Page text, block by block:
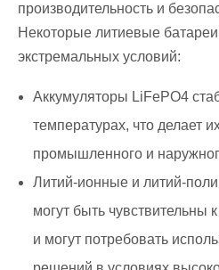
производительность и
Некоторые литиевые
экстремальных условий:
Аккумуляторы LiFePO4
температурах, что делает
промышленного и
Литий-ионные и литий-
могут быть чувствительны
и могут потребовать